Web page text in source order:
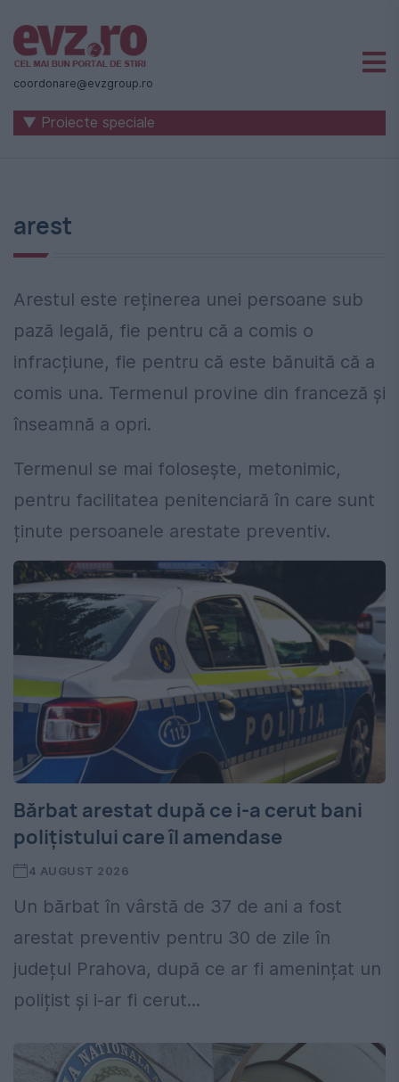
Știri
naționale
internaționale
-
Evenimentul
Zilei
coordonare@evzgroup.ro
▼ Proiecte speciale
arest
Arestul este reținerea unei persoane sub
pază legală, fie pentru că a comis o
infracțiune, fie pentru că este bănuită că a
comis una. Termenul provine din franceză și
înseamnă a opri.
Termenul se mai folosește, metonimic,
pentru facilitatea penitenciară în care sunt
ținute persoanele arestate preventiv.
Bărbat arestat după ce i-a cerut bani
polițistului care îl amendase
4 AUGUST 2026
Un bărbat în vârstă de 37 de ani a fost
arestat preventiv pentru 30 de zile în
județul Prahova, după ce ar fi amenințat un
polițist și i-ar fi cerut...